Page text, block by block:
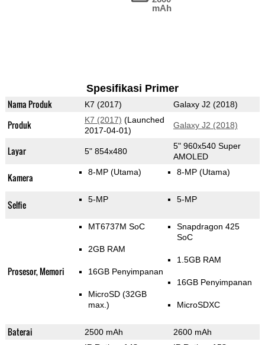
mAh
Spesifikasi Primer
Nama Produk K7 (2017) Galaxy J2 (2018)
Produk K7 (2017) (Launched
2017-04-01)
Galaxy J2 (2018)
Layar 5" 854x480
5" 960x540 Super
AMOLED
Kamera 8-MP (Utama) 8-MP (Utama)
Selfie 5-MP 5-MP
Prosesor, Memori
MT6737M SoC
2GB RAM
16GB Penyimpanan
MicroSD (32GB
max.)
Snapdragon 425
SoC
1.5GB RAM
16GB Penyimpanan
MicroSDXC
Baterai 2500 mAh 2600 mAh